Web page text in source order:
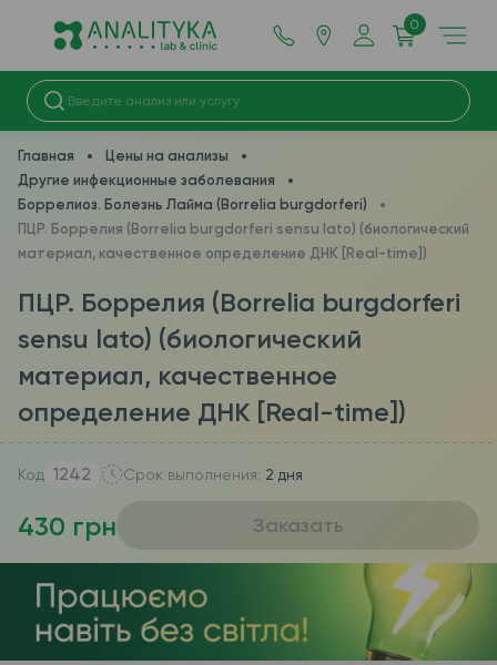
0
Главная
Цены на анализы
Другие инфекционные заболевания
Боррелиоз. Болезнь Лайма (Borrelia burgdorferi)
ПЦР. Боррелия (Borrelia burgdorferі sensu lato) (биологический
материал, качественное определение ДНК [Real-time])
ПЦР. Боррелия (Borrelia burgdorferі
sensu lato) (биологический
материал, качественное
определение ДНК [Real-time])
Код 1242 Срок выполнения: 2 дня
430 грн Заказать